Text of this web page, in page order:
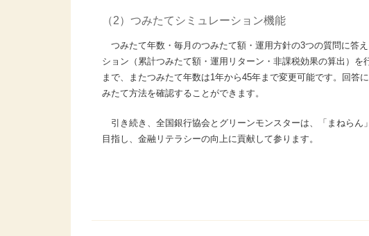
（2）つみたてシミュレーション機能
つみたて年数・毎月のつみたて額・運用方針の3つの質問に答
ション（累計つみたて額・運用リターン・非課税効果の算出）
まで、またつみたて年数は1年から45年まで変更可能です。回答
みたて方法を確認することができます。
引き続き、全国銀行協会とグリーンモンスターは、「まねらん
目指し、金融リテラシーの向上に貢献して参ります。